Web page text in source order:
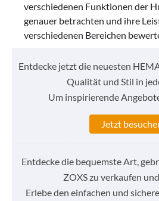
verschiedenen Funktionen der
genauer betrachten und ihre
verschiedenen Bereichen
Entdecke jetzt die neuesten
Qualität und Stil in
Um inspirierende
Jetzt
Entdecke die bequemste Art,
ZOXS zu verkaufen
Erlebe den einfachen und